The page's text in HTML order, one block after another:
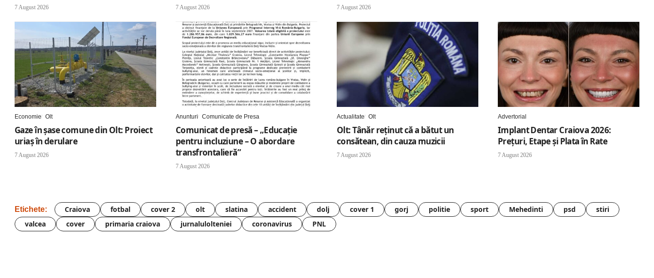
7 August 2026 7 August 2026 7 August 2026
Economie Olt
Gaze în șase comune din Olt: Proiect
uriaș în derulare
7 August 2026
Anunturi Comunicate de Presa
Comunicat de presă – „Educație
pentru incluziune – O abordare
transfrontalieră”
7 August 2026
Actualitate Olt
Olt: Tânăr reţinut că a bătut un
consătean, din cauza muzicii
7 August 2026
Advertorial
Implant Dentar Craiova 2026:
Preţuri, Etape şi Plata în Rate
7 August 2026
Etichete: Craiova fotbal cover 2 olt slatina accident dolj cover 1 gorj politie sport Mehedinti psd
stiri
valcea
cover primaria craiova jurnalulolteniei coronavirus PNL